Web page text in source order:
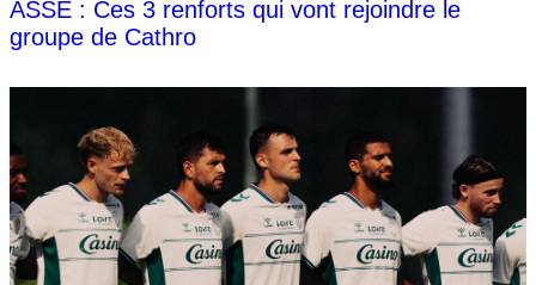
ASSE : Ces 3 renforts qui vont rejoindre le
groupe de Cathro